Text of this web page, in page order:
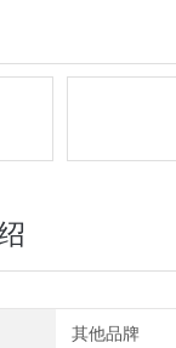
其他品牌